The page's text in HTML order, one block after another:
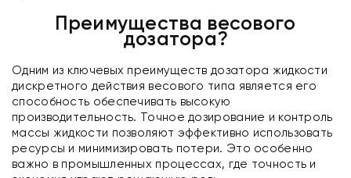
Преимущества весового
дозатора?
Одним из ключевых преимуществ дозатора жидкости
дискретного действия весового типа является его
способность обеспечивать высокую
производительность. Точное дозирование и контроль
массы жидкости позволяют эффективно использовать
ресурсы и минимизировать потери. Это особенно
важно в промышленных процессах, где точность и